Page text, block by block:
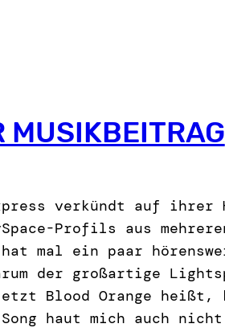
MUSIKBEITRAG
verkündt auf ihrer
Profils aus
mal ein paar
der großartige
Blood Orange heißt,
haut mich auch